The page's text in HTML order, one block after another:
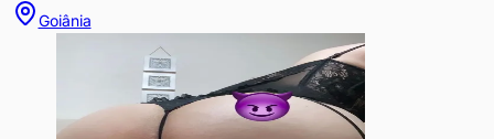
Goiânia